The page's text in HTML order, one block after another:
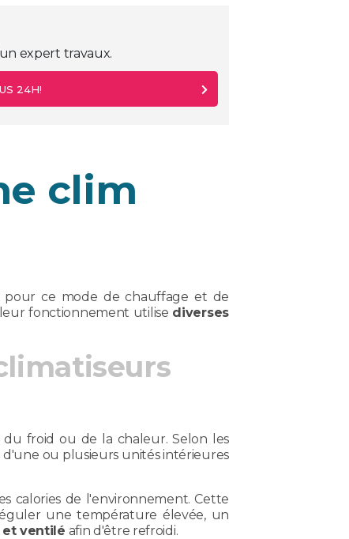
expert travaux.
24H!
clim
pour ce mode de chauffage et de
fonctionnement utilise diverses
froid ou de la chaleur. Selon les
ou plusieurs unités intérieures
calories de l'environnement. Cette
une température élevée, un
et ventilé afin d'être refroidi.